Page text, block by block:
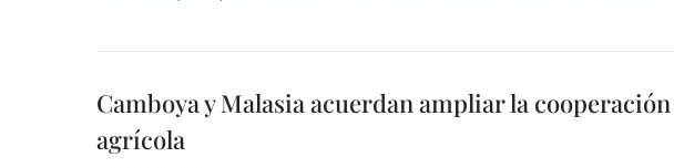
Camboya y Malasia acuerdan ampliar la cooperación
agrícola